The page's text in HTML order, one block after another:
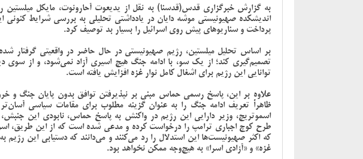
به گزارش خبرگزاری قدس(قدسنا) به نقل از یدیعوت آحارونوت، مایکل
اندیشکده صهیونیستی موشه دایان در یادداشتی تحلیلی به بررسی شرایط
پرداخت و سناریوهای پیش روی اسرائیل را بسیار بد توصیف کرد.
بر اساس تحلیل میلستین، رژیم صهیونیستی در حال حاضر در واقعیتی گرفتار
تصمیم‌گیری کند؛ از یک سو، با ادامه جنگ هیچ اسیری آزاد نمی‌شود، و از سوی
توانایی این رژیم برای اشغال کامل نوار غزه افزایش یافته است.
علاوه بر این، پاسخ رسمی حماس مبنی بر نپذیرفتن توافق بدون پایان جنگ و
ظاهراً تعریف ادامه جنگ را به عنوان گزینه مطلوب برای مقامات سیاسی
اسموتریچ، وزیر دارایی این رژیم در واکنش به پاسخ حماس، نابودی این جنبش،
طرح کوچ اجباری ترامپ را درخواست کرده و مدعی شده است که از این طریق،
که اکثر صهیونیست‌ها این استدلال را رد می‌کنند و می‌دانند که دستیابی این رژیم
غزه» و «آزادی اسرا» به هیچ‌وجه ممکن نخواهد بود.